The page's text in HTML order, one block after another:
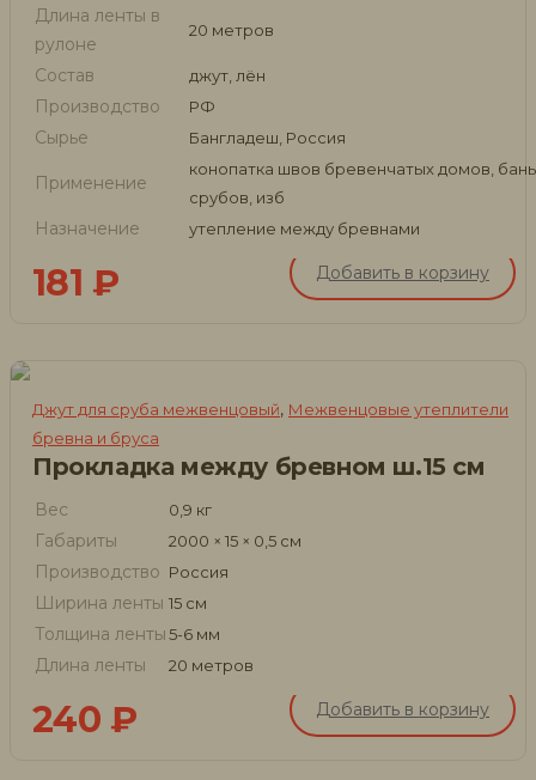
Длина ленты в
рулоне
20 метров
Состав джут, лён
Производство РФ
Сырье Бангладеш, Россия
Применение
конопатка швов бревенчатых домов,
срубов, изб
Назначение утепление между бревнами
181 ₽ Добавить в корзину
Джут для сруба межвенцовый, Межвенцовые утеплители
бревна и бруса
Прокладка между бревном ш.15 см
Вес 0,9 кг
Габариты 2000 × 15 × 0,5 см
Производство Россия
Ширина ленты 15 см
Толщина ленты5-6 мм
Длина ленты 20 метров
240 ₽ Добавить в корзину